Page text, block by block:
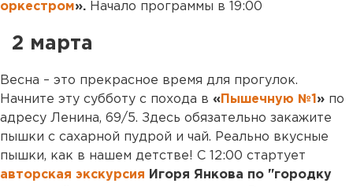
оркестром». Начало программы в 19:00
2 марта
Весна – это прекрасное время для прогулок.
Начните эту субботу с похода в « Пышечную №1 » по
адресу Ленина, 69/5. Здесь обязательно закажите
пышки с сахарной пудрой и чай. Реально вкусные
пышки, как в нашем детстве! С 12:00 стартует
авторская экскурсия Игоря Янкова по "городку